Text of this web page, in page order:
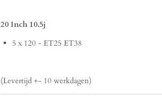
20 Inch 10.5j
5 x 120 - ET25 ET38
(Levertijd +- 10 werkdagen)